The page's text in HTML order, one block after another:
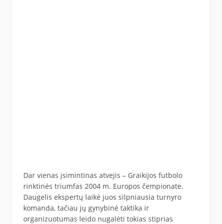
Dar vienas įsimintinas atvejis – Graikijos futbolo
rinktinės triumfas 2004 m. Europos čempionate.
Daugelis ekspertų laikė juos silpniausia turnyro
komanda, tačiau jų gynybinė taktika ir
organizuotumas leido nugalėti tokias stiprias